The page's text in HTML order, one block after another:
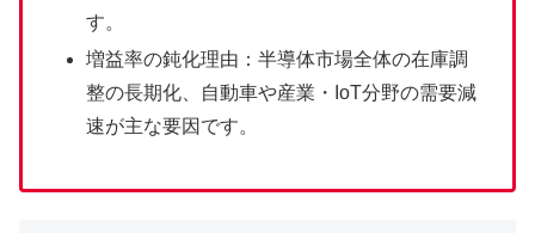
す。
増益率の鈍化理由：半導体市場全体の在庫調
整の長期化、自動車や産業・IoT分野の需要減
速が主な要因です。